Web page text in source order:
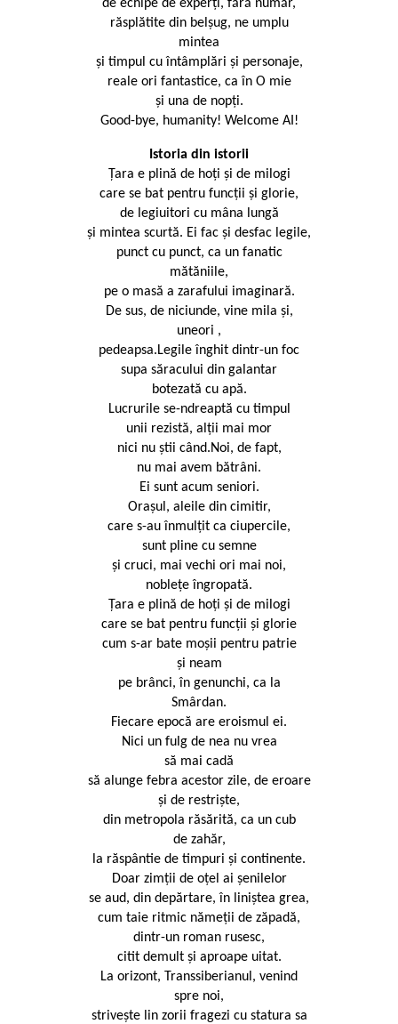
de echipe de experți, fără număr,
răsplătite din belșug, ne umplu
mintea
și timpul cu întâmplări și personaje,
reale ori fantastice, ca în O mie
și una de nopți.
Good-bye, humanity! Welcome AI!
Istoria din istorii
Țara e plină de hoți și de milogi
care se bat pentru funcții și glorie,
de legiuitori cu mâna lungă
și mintea scurtă. Ei fac și desfac legile,
punct cu punct, ca un fanatic
mătăniile,
pe o masă a zarafului imaginară.
De sus, de niciunde, vine mila și,
uneori ,
pedeapsa.Legile înghit dintr-un foc
supa săracului din galantar
botezată cu apă.
Lucrurile se-ndreaptă cu timpul
unii rezistă, alții mai mor
nici nu știi când.Noi, de fapt,
nu mai avem bătrâni.
Ei sunt acum seniori.
Orașul, aleile din cimitir,
care s-au înmulțit ca ciupercile,
sunt pline cu semne
și cruci, mai vechi ori mai noi,
noblețe îngropată.
Țara e plină de hoți și de milogi
care se bat pentru funcții și glorie
cum s-ar bate moșii pentru patrie
și neam
pe brânci, în genunchi, ca la
Smârdan.
Fiecare epocă are eroismul ei.
Nici un fulg de nea nu vrea
să mai cadă
să alunge febra acestor zile, de eroare
și de restriște,
din metropola răsărită, ca un cub
de zahăr,
la răspântie de timpuri și continente.
Doar zimții de oțel ai șenilelor
se aud, din depărtare, în liniștea grea,
cum taie ritmic nămeții de zăpadă,
dintr-un roman rusesc,
citit demult și aproape uitat.
La orizont, Transsiberianul, venind
spre noi,
strivește lin zorii fragezi cu statura sa